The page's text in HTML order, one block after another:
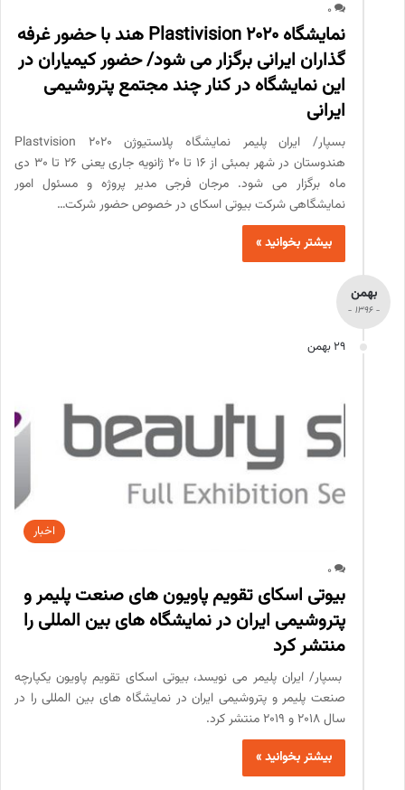
0
نمایشگاه Plastivision 2020 هند با حضور غرفه
گذاران ایرانی برگزار می شود/ حضور کیمیاران در
این نمایشگاه در کنار چند مجتمع پتروشیمی
ایرانی
بسپار/ ایران پلیمر نمایشگاه پلاستیوژن Plastvision 2020
هندوستان در شهر بمبئی از 16 تا 20 ژانویه جاری یعنی 26 تا 30 دی
ماه برگزار می شود. مرجان فرجی مدیر پروژه و مسئول امور
نمایشگاهی شرکت بیوتی اسکای در خصوص حضور شرکت…
بیشتر بخوانید »
بهمن
- 1396 -
29 بهمن
اخبار
0
بیوتی اسکای تقویم پاویون های صنعت پلیمر و
پتروشیمی ایران در نمایشگاه های بین المللی را
منتشر کرد
بسپار/ ایران پلیمر می نویسد، بیوتی اسکای تقویم پاویون یکپارچه
صنعت پلیمر و پتروشیمی ایران در نمایشگاه های بین المللی را در
سال 2018 و 2019 منتشر کرد.
بیشتر بخوانید »